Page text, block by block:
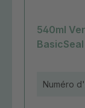
540ml
Numéro